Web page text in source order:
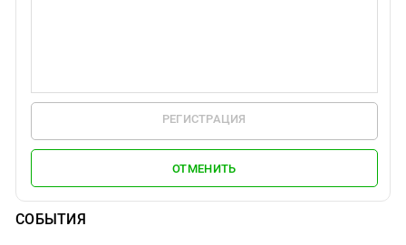
РЕГИСТРАЦИЯ
ОТМЕНИТЬ
СОБЫТИЯ